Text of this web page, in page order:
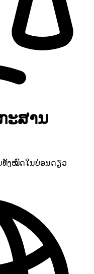
ະສານ
ທັງໝົດໃນບ່ອນດຽວ